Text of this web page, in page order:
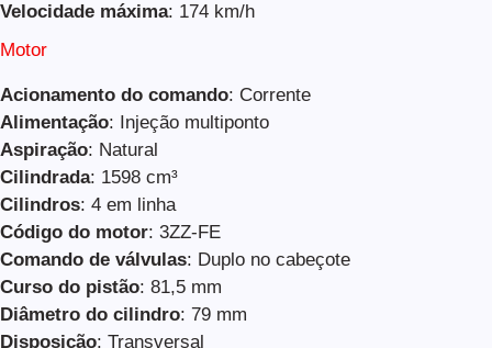
Velocidade máxima: 174 km/h
Motor
Acionamento do comando: Corrente
Alimentação: Injeção multiponto
Aspiração: Natural
Cilindrada: 1598 cm³
Cilindros: 4 em linha
Código do motor: 3ZZ-FE
Comando de válvulas: Duplo no cabeçote
Curso do pistão: 81,5 mm
Diâmetro do cilindro: 79 mm
Disposição: Transversal